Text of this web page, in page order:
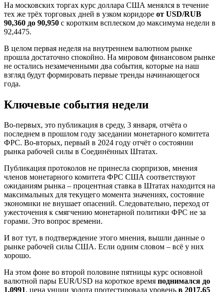
На московских торгах курс доллара США менялся в течение
тех же трёх торговых дней в узком коридоре от USD/RUB
90,360 до 90,950 с коротким всплеском до максимума недели в
92,4475.
В целом первая неделя на внутреннем валютном рынке
прошла достаточно спокойно. На мировом финансовом рынке
не остались незамеченными два события, которые на наш
взгляд будут формировать первые тренды начинающегося
года.
Ключевые события недели
Во-первых, это публикация в среду, 3 января, отчёта о
последнем в прошлом году заседании монетарного комитета
ФРС. Во-вторых, первый в 2024 году отчёт о состоянии
рынка рабочей силы в Соединённых Штатах.
Публикация протоколов не принесла сюрпризов, мнения
членов монетарного комитета ФРС США соответствуют
ожиданиям рынка – процентная ставка в Штатах находится на
максимальных для текущего момента значениях, состояние
экономики не внушает опасений. Следовательно, переход от
ужесточения к смягчению монетарной политики ФРС не за
горами. Это вопрос времени.
И вот тут, в подтверждение этого мнения, вышли данные о
рынке рабочей силы США. Если одним словом – всё у них
хорошо.
На этом фоне во второй половине пятницы курс основной
валютной пары EUR/USD на короткое время поднимался до
1,0991, цена унции золота протестировала уровень в 2017,65